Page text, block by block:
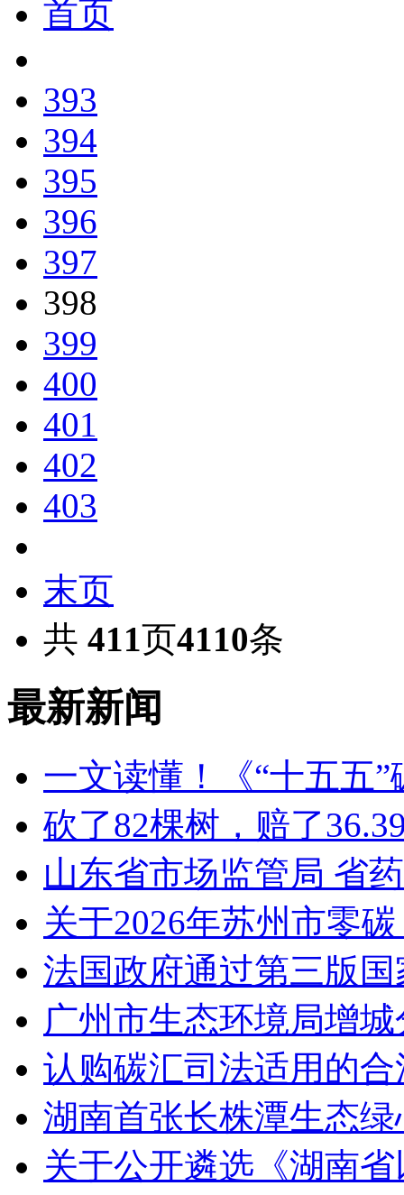
首页
393
394
395
396
397
398
399
400
401
402
403
末页
共 411页4110条
最新新闻
一文读懂！《“十五五
砍了82棵树，赔了
山东省市场监管局 省
关于2026年苏州市零
法国政府通过第三版
广州市生态环境局增
认购碳汇司法适用的
湖南首张长株潭生态
关于公开遴选《湖南